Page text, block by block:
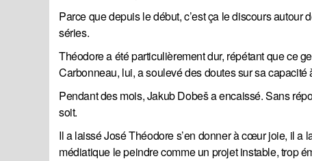
Parce que depuis le début, c’est ça le discours
séries.
Théodore a été particulièrement dur, répétant que ce
Carbonneau, lui, a soulevé des doutes sur sa
Pendant des mois, Jakub Dobeš a encaissé. Sans
soit.
Il a laissé José Théodore s’en donner à cœur joie, il a
médiatique le peindre comme un projet instable, trop